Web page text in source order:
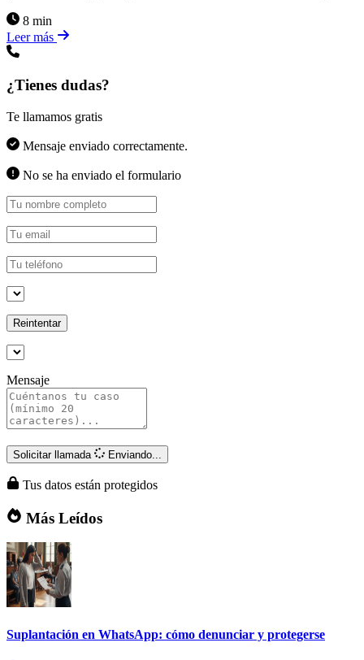
8 min
Leer más
¿Tienes dudas?
Te llamamos gratis
Mensaje enviado correctamente.
No se ha enviado el formulario
Reintentar
Mensaje
Solicitar llamada Enviando...
Tus datos están protegidos
Más Leídos
Suplantación en WhatsApp: cómo denunciar y protegerse